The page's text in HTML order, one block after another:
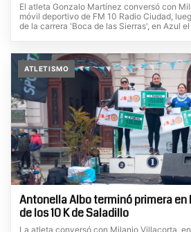
El atleta Gonzalo Martínez conversó con
móvil deportivo de FM 10 Radio Ciudad,
de la carrera 'Boca de las Sierras', en Azul
ATLETISMO
Antonella Albo terminó primera en
de los 10 K de Saladillo
La atleta conversó con Milanjo Villacorta,